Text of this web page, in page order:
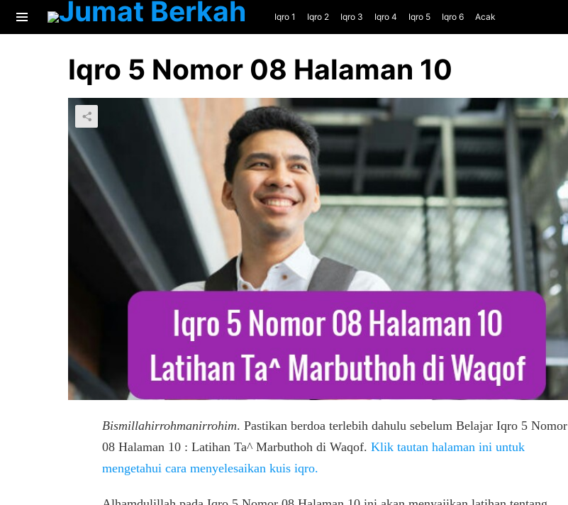
Iqro 1 Iqro 2 Iqro 3 Iqro 4 Iqro 5 Iqro 6 Acak
Iqro 5 Nomor 08 Halaman 10
Bismillahirrohmanirrohim. Pastikan berdoa terlebih dahulu sebelum Belajar Iqro 5 Nomor
08 Halaman 10 : Latihan Ta^ Marbuthoh di Waqof. Klik tautan halaman ini untuk
mengetahui cara menyelesaikan kuis iqro.